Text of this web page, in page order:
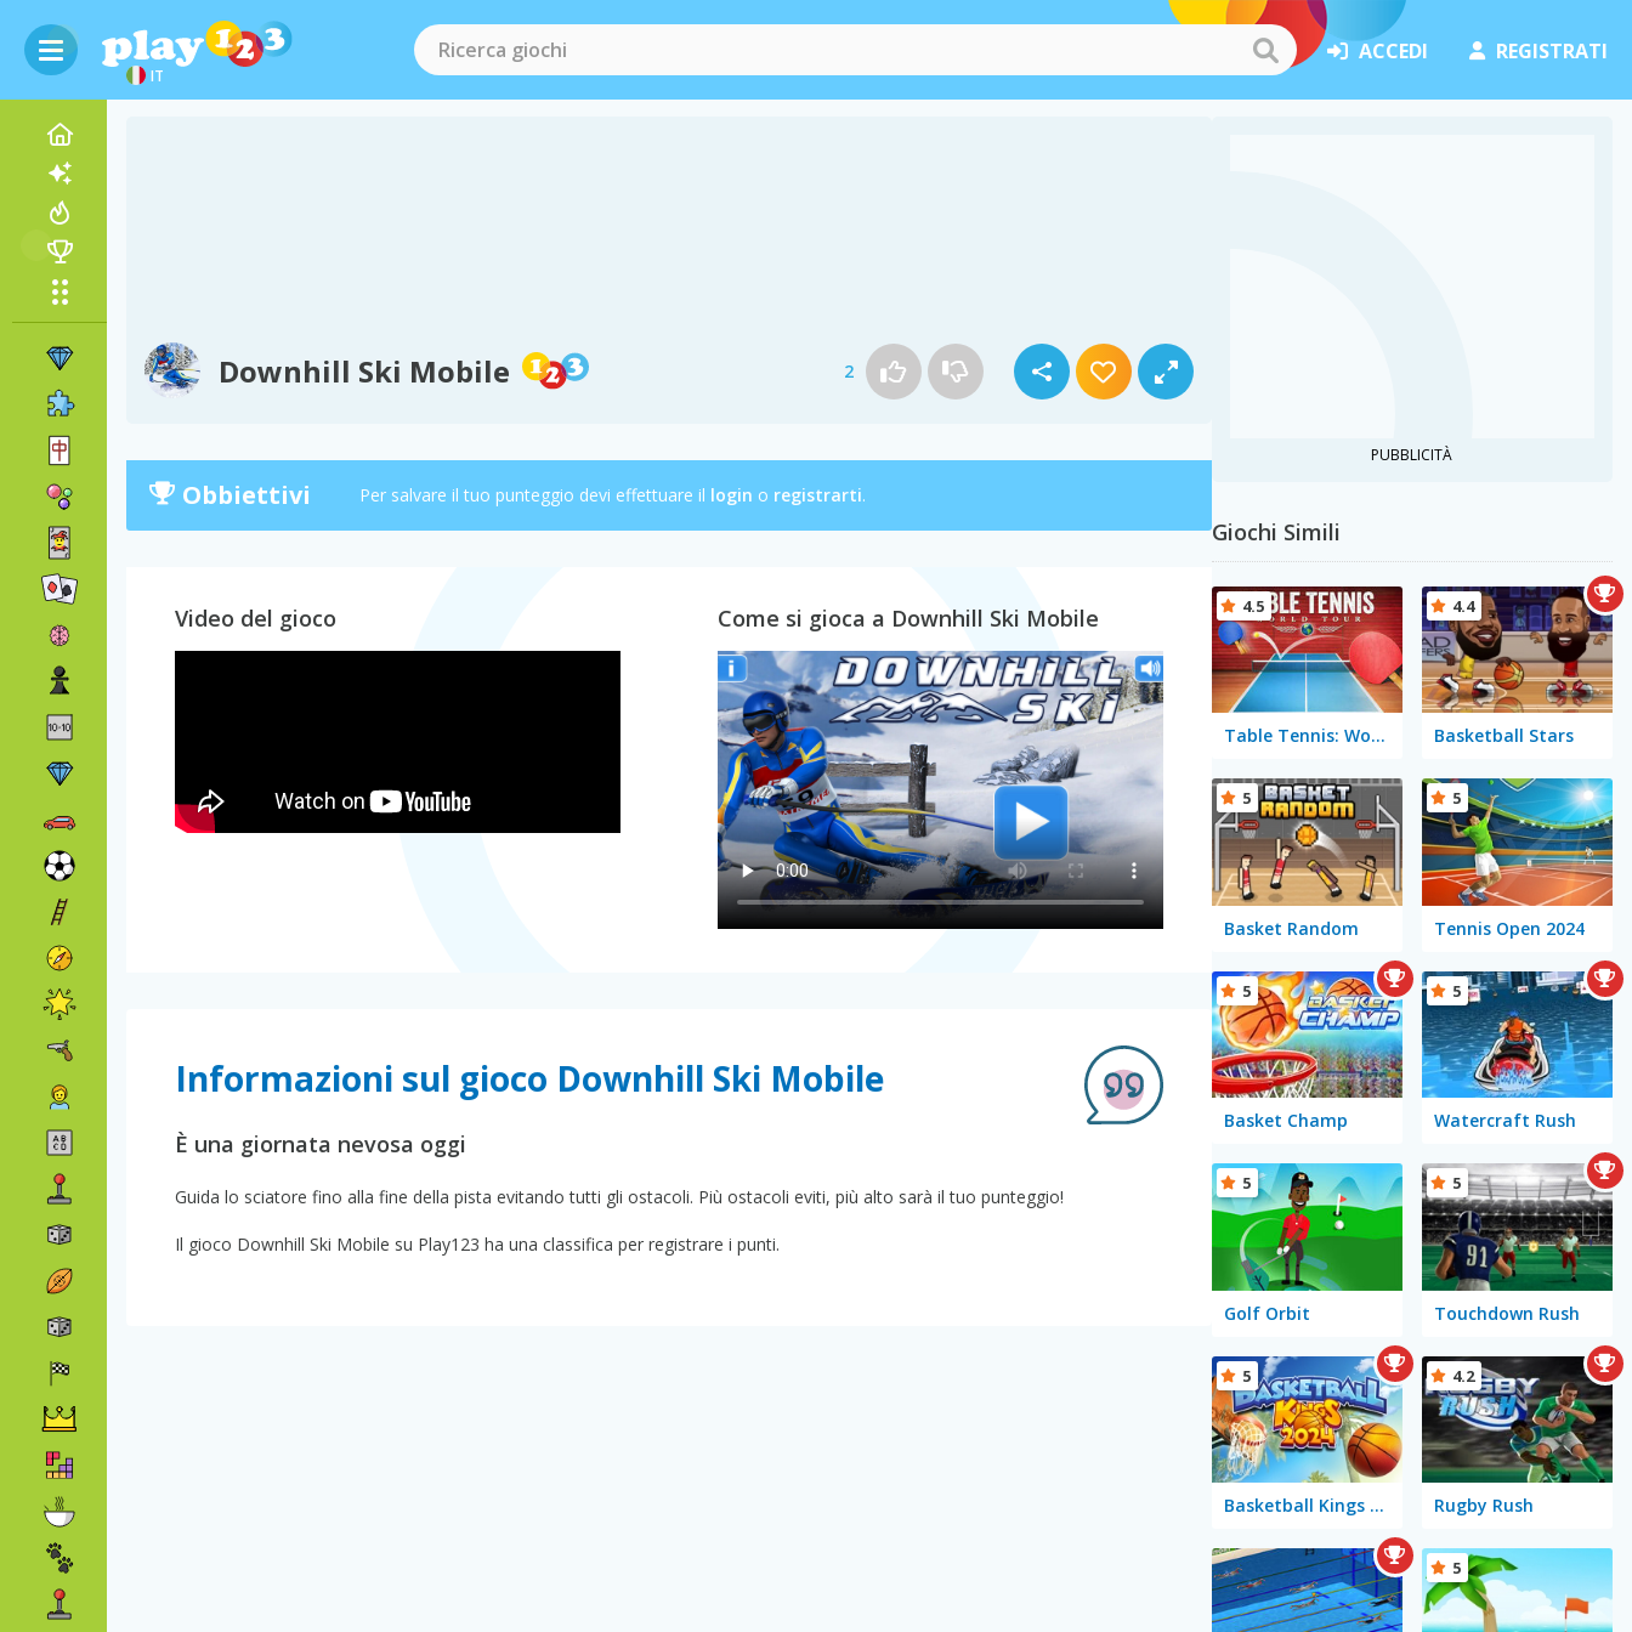
IT
ACCEDI REGISTRATI
Downhill Ski Mobile 2
Obbiettivi Per salvare il tuo punteggio devi effettuare il login o registrarti.
Video del gioco Come si gioca a Downhill Ski Mobile
Informazioni sul gioco Downhill Ski Mobile
È una giornata nevosa oggi
Guida lo sciatore fino alla fine della pista evitando tutti gli ostacoli. Più ostacoli eviti, più alto sarà il tuo punteggio!
Il gioco Downhill Ski Mobile su Play123 ha una classifica per registrare i punti.
PUBBLICITÀ
Giochi Simili
Table Tennis: World Tour
4.5
Basketball Stars
4.4
Basket Random
5
Tennis Open 2024
5
Basket Champ
5
Watercraft Rush
5
Golf Orbit
5
Touchdown Rush
5
Basketball Kings 2024
5
Rugby Rush
4.2
5